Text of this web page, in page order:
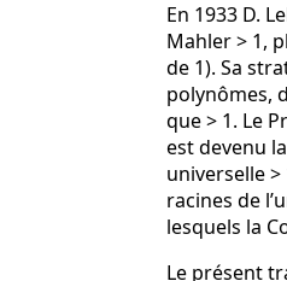
En 1933 D.
Mahler > 1,
de 1). Sa
polynômes,
que > 1. Le
est devenu
universelle
racines de
lesquels la
Le présent